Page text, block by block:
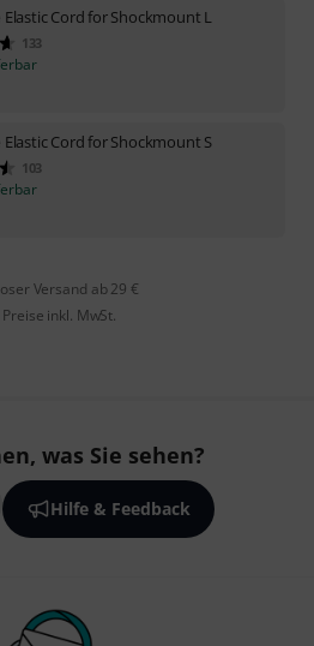
Elastic Cord for Shockmount L
133
Elastic Cord for Shockmount S
103
Versand ab 29 €
inkl. MwSt.
was Sie sehen?
Hilfe & Feedback